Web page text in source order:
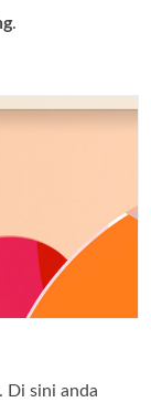
.
Di sini anda